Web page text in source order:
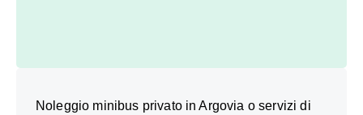
Noleggio minibus privato in Argovia o servizi di